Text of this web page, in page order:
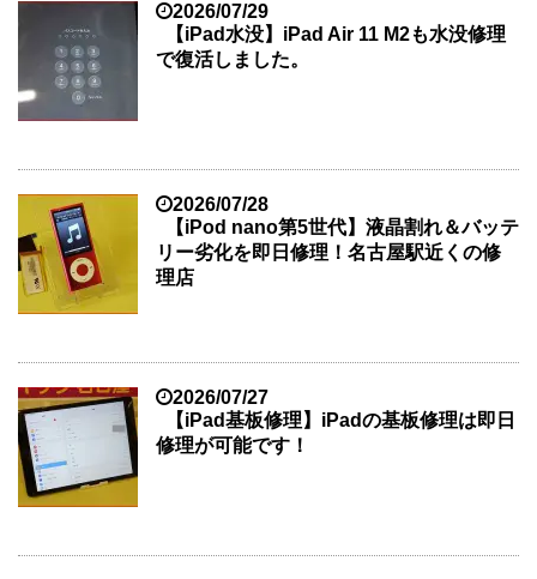
2026/07/29
【iPad水没】iPad Air 11 M2も水没修理
で復活しました。
2026/07/28
【iPod nano第5世代】液晶割れ＆バッテ
リー劣化を即日修理！名古屋駅近くの修
理店
2026/07/27
【iPad基板修理】iPadの基板修理は即日
修理が可能です！